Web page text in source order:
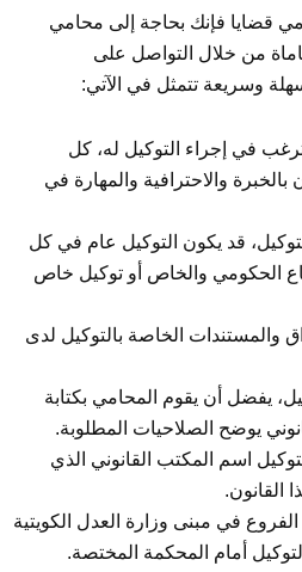
قضايا فإنك بحاجة إلى محامي
من خلال التواصل على
في إجراء التوكيل له، كل
بالخبرة والاحترافية والمهارة في
قد يكون التوكيل عام في كل
الحكومي والخاص أو توكيل خاص
والمستندات الخاصة بالتوكيل لدى
يفضل أن يقوم المحامي بكتابة
يوضح الصلاحيات المطلوبة.
اسم المكتب القانوني الذي
القانون.
في مبنى وزارة العدل الكويتية
أمام المحكمة المختصة.